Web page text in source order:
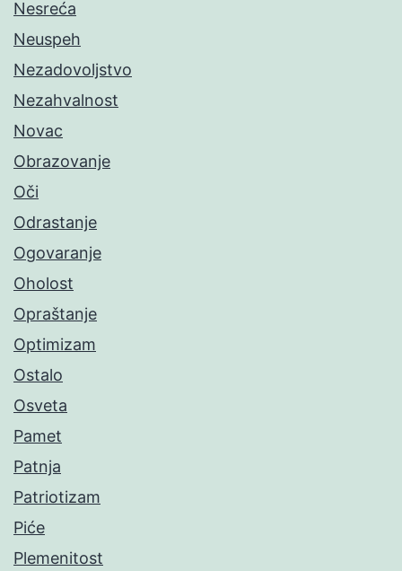
Nesreća
Neuspeh
Nezadovoljstvo
Nezahvalnost
Novac
Obrazovanje
Oči
Odrastanje
Ogovaranje
Oholost
Opraštanje
Optimizam
Ostalo
Osveta
Pamet
Patnja
Patriotizam
Piće
Plemenitost